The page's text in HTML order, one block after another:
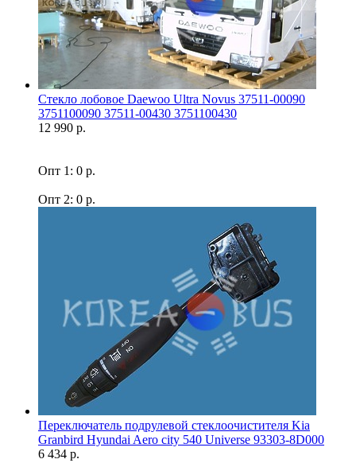
Стекло лобовое Daewoo Ultra Novus 37511-00090
3751100090 37511-00430 3751100430
12 990 р.
Опт 1: 0 р.
Опт 2: 0 р.
Переключатель подрулевой стеклоочистителя Kia
Granbird Hyundai Aero city 540 Universe 93303-8D000
6 434 р.